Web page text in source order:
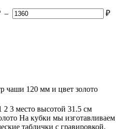
– ₽
чаши 120 мм и цвет золото
3 место высотой 31.5 см
На кубки мы изготавливаем
таблички с гравировкой.